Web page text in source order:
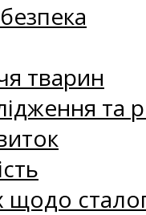
тварин
та